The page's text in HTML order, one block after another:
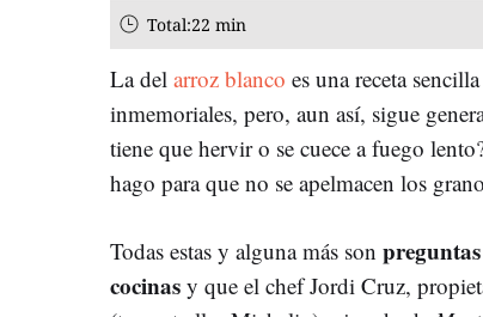
Total:22 min
La del arroz blanco es una receta
inmemoriales, pero, aun así, sigue
tiene que hervir o se cuece a fuego
hago para que no se apelmacen los
Todas estas y alguna más son
cocinas y que el chef Jordi Cruz,